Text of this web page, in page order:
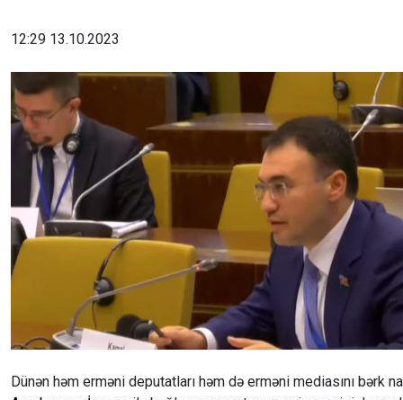
12:29 13.10.2023
Dünən həm erməni deputatları həm də erməni mediasını bərk